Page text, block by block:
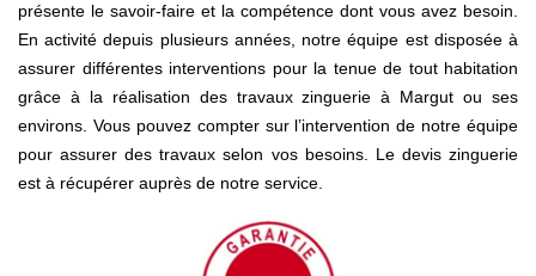
présente le savoir-faire et la compétence dont vous avez besoin.
En activité depuis plusieurs années, notre équipe est disposée à
assurer différentes interventions pour la tenue de tout habitation
grâce à la réalisation des travaux zinguerie à Margut ou ses
environs. Vous pouvez compter sur l’intervention de notre équipe
pour assurer des travaux selon vos besoins. Le devis zinguerie
est à récupérer auprès de notre service.